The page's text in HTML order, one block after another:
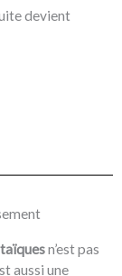
devient
n’est pas
aussi une